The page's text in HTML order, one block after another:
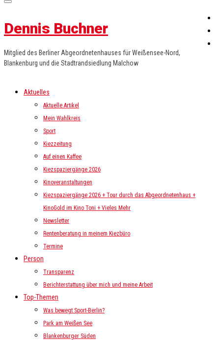
Dennis Buchner
Mitglied des Berliner Abgeordnetenhauses für Weißensee-Nord,
Blankenburg und die Stadtrandsiedlung Malchow
Aktuelles
Aktuelle Artikel
Mein Wahlkreis
Sport
Kiezzeitung
Auf einen Kaffee
Kiezspaziergänge 2026
Kinoveranstaltungen
Kiezspaziergänge 2026 + Tour durch das Abgeordnetenhaus +
KinoGold im Kino Toni + Vieles Mehr
Newsletter
Rentenberatung in meinem Kiezbüro
Termine
Person
Transparenz
Berichterstattung über mich und meine Arbeit
Top-Themen
Was bewegt Sport-Berlin?
Park am Weißen See
Blankenburger Süden